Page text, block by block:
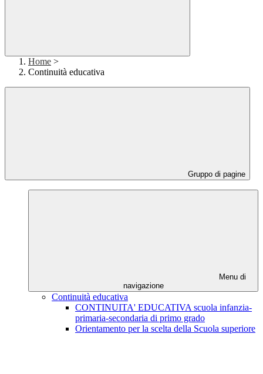
Home >
Continuità educativa
Gruppo di pagine
Menu di
navigazione
Continuità educativa
CONTINUITA' EDUCATIVA scuola infanzia-
primaria-secondaria di primo grado
Orientamento per la scelta della Scuola superiore